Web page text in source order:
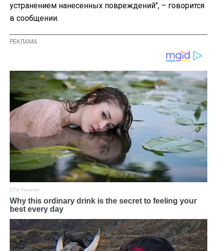
устранением нанесенных повреждений", – говорится
в сообщении.